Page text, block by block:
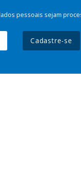
pessoais sejam
Cadastre-se